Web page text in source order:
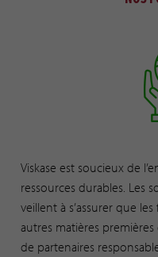
Viskase est soucieux de
ressources durables. Les
veillent à s’assurer que
autres matières
de partenaires